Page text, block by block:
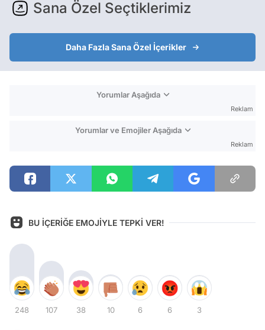
Sana Özel Seçtiklerimiz
Daha Fazla Sana Özel İçerikler
Yorumlar Aşağıda
Reklam
Yorumlar ve Emojiler Aşağıda
Reklam
BU İÇERİĞE EMOJİYLE TEPKİ VER!
248 107 38 10 6 6 3